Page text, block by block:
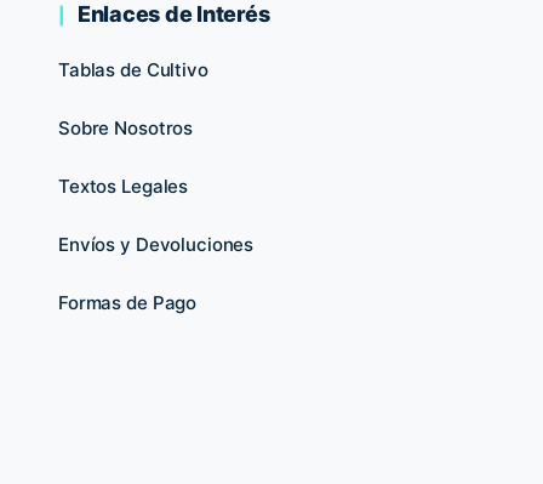
Enlaces de Interés
Tablas de Cultivo
Sobre Nosotros
Textos Legales
Envíos y Devoluciones
Formas de Pago